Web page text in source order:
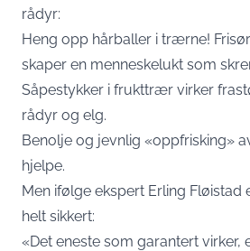
rådyr:
Heng opp hårballer i trærne!
skaper en menneskelukt som
Såpestykker i frukttrær virker
rådyr og elg.
Benolje og jevnlig «oppfrisking»
hjelpe.
Men ifølge ekspert Erling Fløistad
helt sikkert:
«Det eneste som garantert virker,